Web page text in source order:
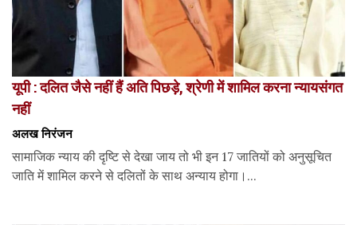
यूपी : दलित जैसे नहीं हैं अति पिछड़े, श्रेणी में शामिल करना न्यायसंगत
नहीं
अलख निरंजन
सामाजिक न्याय की दृष्टि से देखा जाय तो भी इन 17 जातियों को अनुसूचित
जाति में शामिल करने से दलितों के साथ अन्याय होगा।...